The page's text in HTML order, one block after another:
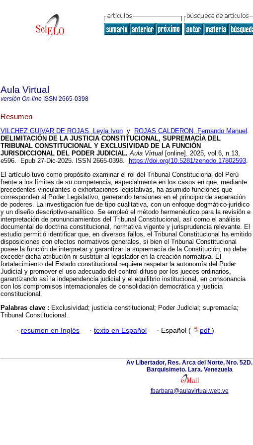
Aula Virtual
versión On-line ISSN 2665-0398
Resumen
VILCHEZ GUIVAR DE ROJAS, Leyla Ivon y ROJAS CALDERON, Fernando Manuel .
DELIMITACIÓN DE LA JUSTICIA CONSTITUCIONAL, SUPREMACÍA DEL
TRIBUNAL CONSTITUCIONAL Y EXCLUSIVIDAD DE LA FUNCIÓN
JURISDICCIONAL DEL PODER JUDICIAL. Aula Virtual [online]. 2025, vol.6, n.13,
e596. Epub 27-Dic-2025. ISSN 2665-0398.
https://doi.org/10.5281/zenodo.17802593.
El artículo tuvo como propósito examinar el rol del Tribunal Constitucional del Perú
frente a los límites de su competencia, especialmente en los casos en que, mediante
precedentes vinculantes o exhortaciones legislativas, ha asumido funciones que
corresponden al Poder Legislativo, generando tensiones en el principio de separación
de poderes. La investigación fue de tipo cualitativa, con un enfoque dogmático-jurídico
y un diseño descriptivo-analítico. Se empleó el método hermenéutico para la revisión e
interpretación de pronunciamientos del Tribunal Constitucional, así como el análisis
documental de doctrina constitucional, normativa vigente y jurisprudencia relevante. El
estudio permitió identificar que, en diversos fallos, el Tribunal Constitucional ha emitido
disposiciones con efectos normativos generales, si bien el Tribunal Constitucional
posee la función de interpretar y garantizar la supremacía de la Constitución, no debe
exceder dicha atribución ni sustituir al legislador en la creación normativa. El
fortalecimiento del Estado constitucional requiere respetar la autonomía del Poder
Judicial y promover el uso adecuado del control difuso por los jueces ordinarios,
garantizando así la independencia judicial y el equilibrio institucional, en consonancia
con los compromisos internacionales de consolidación democrática y justicia
constitucional.
Palabras clave : Exclusividad; justicia constitucional; Poder Judicial; supremacía;
Tribunal Constitucional..
· resumen en Inglés · texto en Español · Español ( pdf )
Av Libertador, Res. Arca del Norte, Nro. 52D.
Barquisimeto. Lara. Venezuela
fbarbara@aulavirtual.web.ve